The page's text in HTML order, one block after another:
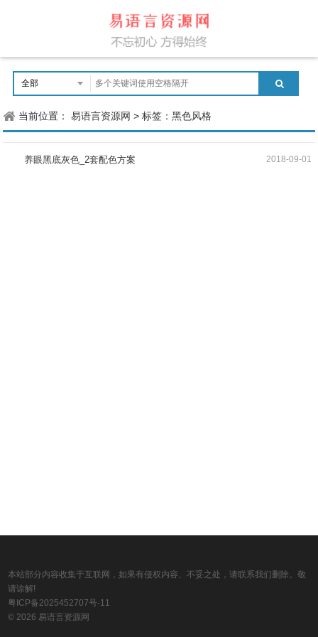
当前位置：易语言资源网 >标签：黑色风格
养眼黑底灰色_2套配色方案 2018-09-01
本站部分内容收集于互联网，如果有侵权内容、不妥之处，请联系我们删除。敬
请谅解!
粤ICP备2025452707号-11
© 2026 易语言资源网